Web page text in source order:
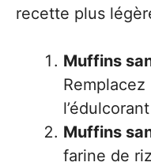
recette plus
Muffins
Muffins
farine de